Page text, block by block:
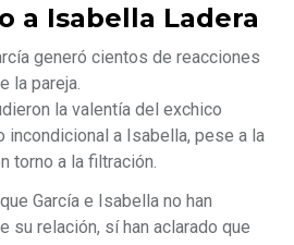
a Isabella Ladera
generó cientos de reacciones
la pareja.
la valentía del exchico
incondicional a Isabella, pese a la
torno a la filtración.
García e Isabella no han
su relación, sí han aclarado que